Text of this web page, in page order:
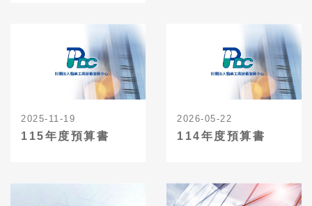
2025-11-19
115年度預算書
2026-05-22
114年度預算書